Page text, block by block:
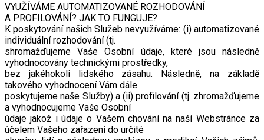
VYUŽÍVÁME AUTOMATIZOVANÉ ROZHODOVÁNÍ
A PROFILOVÁNÍ? JAK TO FUNGUJE?
K poskytování našich Služeb nevyužíváme: (i) automatizované
individuální rozhodování (tj.
shromažďujeme Vaše Osobní údaje, které jsou následně
vyhodnocovány technickými prostředky,
bez jakéhokoli lidského zásahu. Následně, na základě
takového vyhodnocení Vám dále
poskytujeme naše Služby) a (ii) profilování (tj. zhromažďujeme
a vyhodnocujeme Vaše Osobní
údaje jakož i údaje o Vašem chování na naší Webstránce za
účelem Vašeho zařazení do určité